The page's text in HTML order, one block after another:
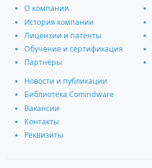
О компании
История компании
Лицензии и патенты
Обучение и сертификация
Партнёры
Новости и публикации
Библиотека Comindware
Вакансии
Контакты
Реквизиты